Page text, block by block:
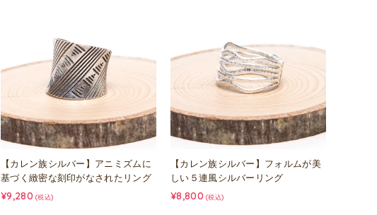
【カレン族シルバー】アニミズムに
基づく緻密な刻印がなされたリング
¥9,280 (税込)
【カレン族シルバー】フォルムが美
しい５連風シルバーリング
¥8,800 (税込)